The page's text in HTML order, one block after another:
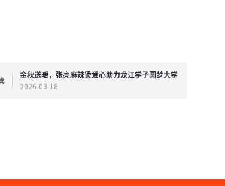
金秋送暖，张亮麻辣烫爱心助力龙江学子圆梦大学
2026-03-18